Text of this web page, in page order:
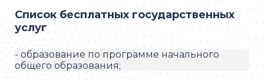
Список бесплатных государственных
услуг
- образование по программе начального
общего образования;